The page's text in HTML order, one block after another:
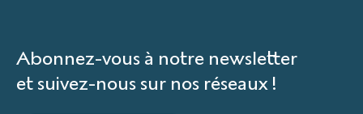
Abonnez-vous à notre newsletter
et suivez-nous sur nos réseaux !